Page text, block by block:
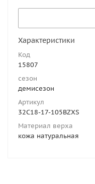
Характеристики
Код
15807
сезон
демисезон
Артикул
32C18-17-105BZXS
Материал верха
кожа натуральная